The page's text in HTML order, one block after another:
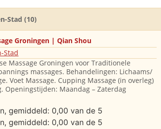
Stad (10)
Groningen | Qian Shou
Stad
Massage Groningen voor Traditionele
massages. Behandelingen: Lichaams/
Voet Massage. Cupping Massage (in overleg)
Openingstijden: Maandag – Zaterdag